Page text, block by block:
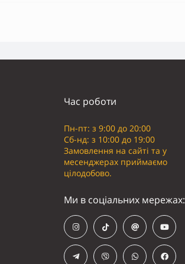
Час роботи
Пн-пт: з 9:00 до 20:00
Сб-нд: з 10:00 до 19:00
Замовлення на сайті та у
месенджерах приймаємо
цілодобово.
Ми в соціальних мережах: